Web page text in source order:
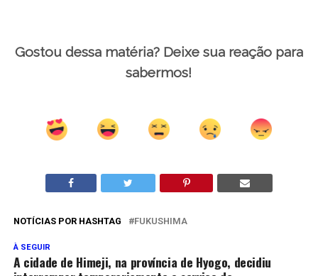
Gostou dessa matéria? Deixe sua reação para
sabermos!
NOTÍCIAS POR HASHTAG FUKUSHIMA
À SEGUIR
A cidade de Himeji, na província de Hyogo, decidiu